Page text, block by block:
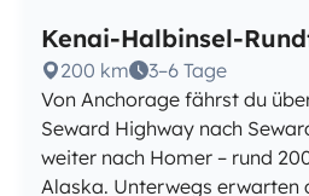
Kenai-Halbinsel-
200 km
3–6 Tage
Von Anchorage fährst du
Seward Highway nach
weiter nach Homer – rund
Alaska. Unterwegs erwarten